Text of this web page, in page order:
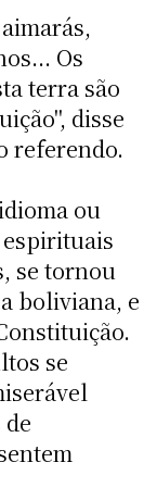
Os
terra são
disse
referendo.
ou
se tornou
boliviana, e
se